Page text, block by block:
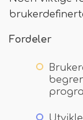
Fordeler